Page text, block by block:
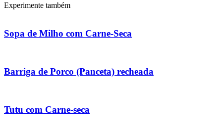
Experimente também
Sopa de Milho com Carne-Seca
Barriga de Porco (Panceta) recheada
Tutu com Carne-seca